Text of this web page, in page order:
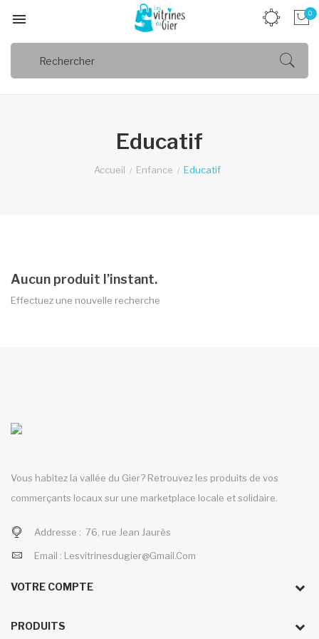
 0
Educatif
Accueil Enfance Educatif
Aucun produit l’instant.
Effectuez une nouvelle recherche
Vous habitez la vallée du Gier? Retrouvez les produits de vos
commerçants locaux sur une marketplace locale et solidaire.
Addresse : 76, rue Jean Jaurès
Email : Lesvitrinesdugier@gmail.com
VOTRE COMPTE
PRODUITS